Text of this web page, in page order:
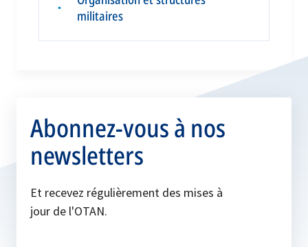
▪
militaires
Abonnez-vous à nos
newsletters
Et recevez régulièrement des mises à
jour de l'OTAN.